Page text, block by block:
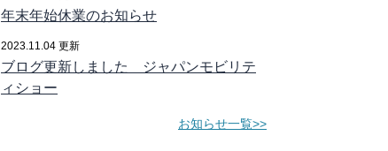
年末年始休業のお知らせ
2023.11.04 更新
ブログ更新しました ジャパンモビリテ
ィショー
お知らせ一覧>>